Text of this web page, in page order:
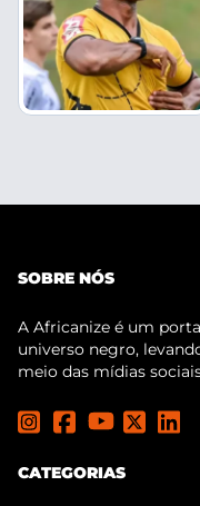
SOBRE NÓS
A Africanize é um
universo negro,
meio das mídias
CATEGORIAS